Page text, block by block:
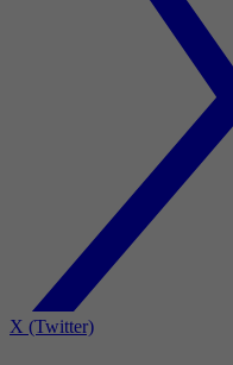
X (Twitter)